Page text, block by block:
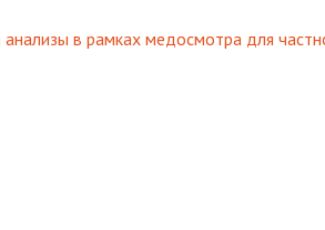
в рамках медосмотра для